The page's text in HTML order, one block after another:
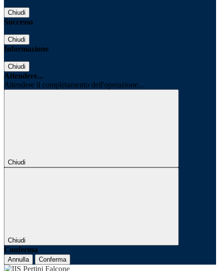
Chiudi
Successo
Chiudi
Informazione
Chiudi
Attendere...
Attendere il completamento dell'operazione...
Chiudi
Chiudi
Conferma
Annulla Conferma